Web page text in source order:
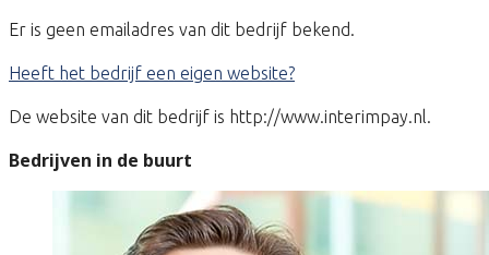
Er is geen emailadres van dit bedrijf bekend.
Heeft het bedrijf een eigen website?
De website van dit bedrijf is http://www.interimpay.nl.
Bedrijven in de buurt